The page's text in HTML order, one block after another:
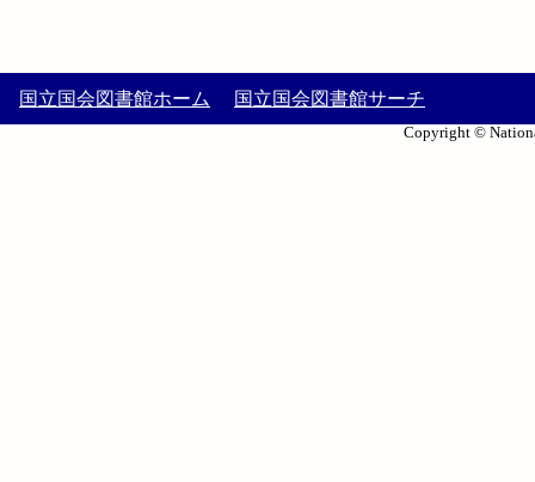
国立国会図書館ホーム 国立国会図書館サーチ
Copyright ©